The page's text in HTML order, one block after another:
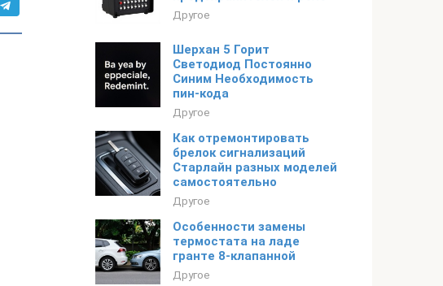
Другое
Шерхан 5 Горит
Светодиод Постоянно
Синим Необходимость
пин-кода
Другое
Как отремонтировать
брелок сигнализаций
Старлайн разных моделей
самостоятельно
Другое
Особенности замены
термостата на ладе
гранте 8-клапанной
Другое